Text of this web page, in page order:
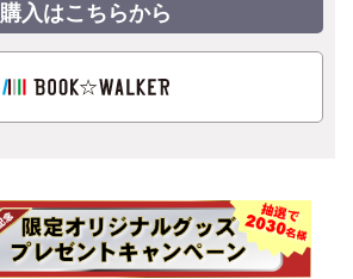
購入はこちらから